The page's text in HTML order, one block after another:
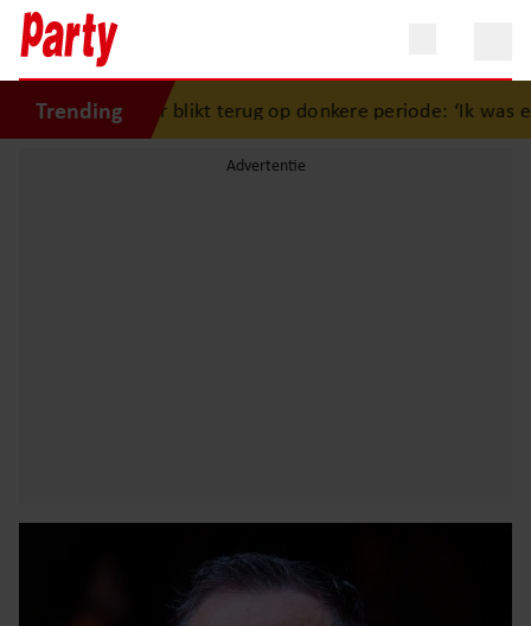
Trending
Keizer blikt terug op donkere periode: ‘Ik was een